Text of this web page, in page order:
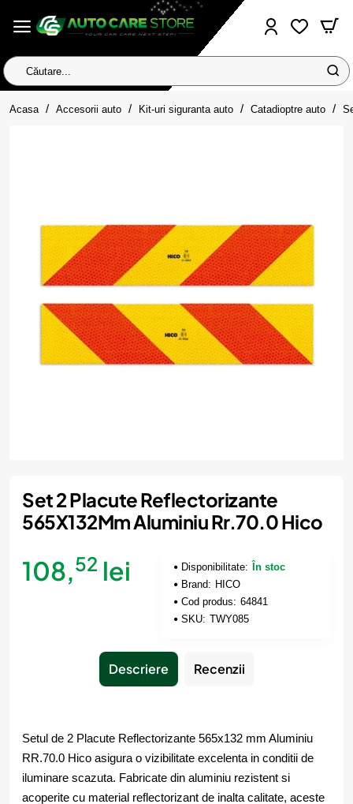
Căutare...
Acasa homeAccesorii auto Kit-uri siguranta auto Catadioptre auto
Set 2 Placute Reflectorizante
565X132Mm Aluminiu Rr.70.0 Hico
108,52 lei Disponibilitate:
În stoc
Brand: HICO
Cod produs: 64841
SKU: TWY085
Descriere Recenzii
Setul de 2 Placute Reflectorizante 565x132 mm Aluminiu
RR.70.0 Hico asigura o vizibilitate excelenta in conditii de
iluminare scazuta. Fabricate din aluminiu rezistent si
acoperite cu material reflectorizant de inalta calitate, aceste